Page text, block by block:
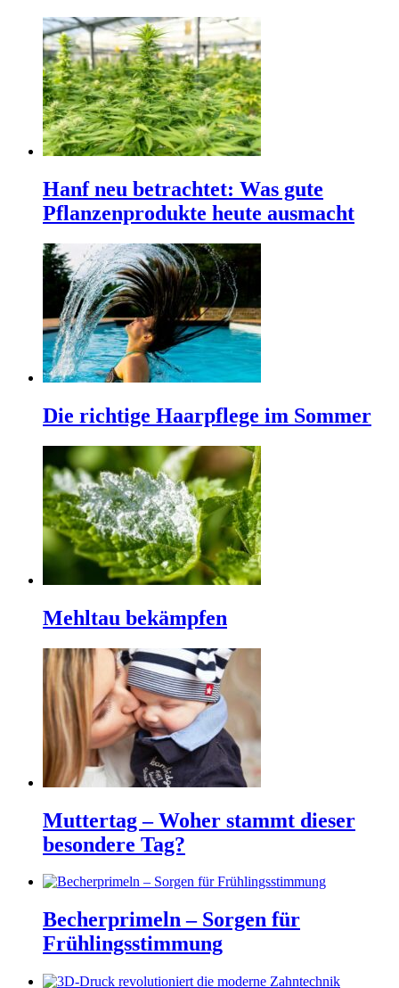
Hanf neu betrachtet: Was gute
Pflanzenprodukte heute ausmacht
Die richtige Haarpflege im Sommer
Mehltau bekämpfen
Muttertag – Woher stammt dieser
besondere Tag?
Becherprimeln – Sorgen für
Frühlingsstimmung